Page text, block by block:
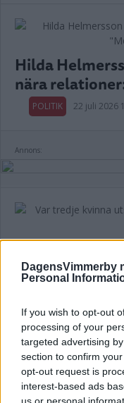
DagensVimmerby
Personal
If you wish to opt-out
processing of your
targeted advertising
section to confirm
opt-out request is
interest-based ads
us or personal
Hilda
nära
POLITIK 22 juli 2026
Annons:
Var tredje
toppolitiker
Kalmar län
– lokala